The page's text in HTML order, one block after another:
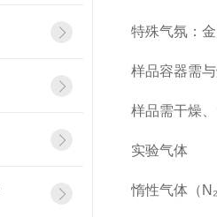
特殊气氛：
样品容器需
样品需干燥
实验气体
惰性气体（